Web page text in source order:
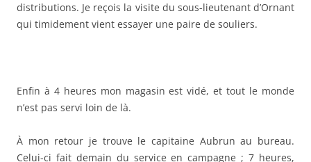
distributions. Je reçois la visite du sous-lieutenant d’Ornant
qui timidement vient essayer une paire de souliers.
Enfin à 4 heures mon magasin est vidé, et tout le monde
n’est pas servi loin de là.
À mon retour je trouve le capitaine Aubrun au bureau.
Celui-ci fait demain du service en campagne ; 7 heures,